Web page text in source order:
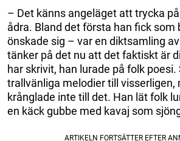
– Det känns angeläget att trycka
ådra. Bland det första han fick som
önskade sig – var en diktsamling av
tänker på det nu att det faktiskt är
har skrivit, han lurade på folk
trallvänliga melodier till visserligen,
krånglade inte till det. Han lät folk
en käck gubbe med kavaj som